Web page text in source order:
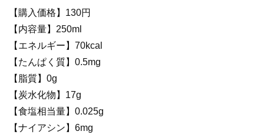
【購入価格】130円
【内容量】250ml
【エネルギー】70kcal
【たんぱく質】0.5mg
【脂質】0g
【炭水化物】17g
【食塩相当量】0.025g
【ナイアシン】6mg